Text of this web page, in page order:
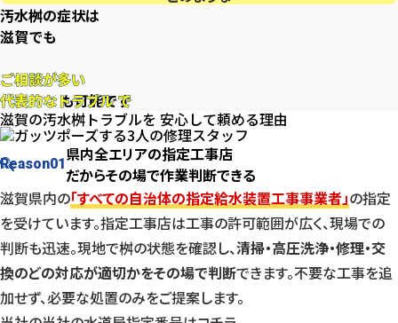
汚水桝の症状は
滋賀でも
ご相談が多い
代表的なトラブル
代表的なトラブル で
当日対応
当日対応
も可能です
滋賀の汚水桝トラブルを 安心して頼める理由
Reason01 県内全エリアの指定工事店
だからその場で作業判断できる
滋賀県内の「すべての自治体の指定給水装置工事事業者」の指定
を受けています。指定工事店は工事の許可範囲が広く、現場での
判断も迅速。現地で桝の状態を確認し、清掃・高圧洗浄・修理・交
換のどの対応が適切かをその場で判断できます。不要な工事を追
加せず、必要な処置のみをご提案します。